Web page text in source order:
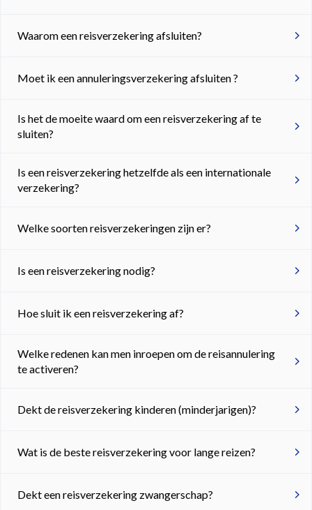
Waarom een reisverzekering afsluiten?
Moet ik een annuleringsverzekering afsluiten ?
Is het de moeite waard om een ​​reisverzekering af te
sluiten?
Is een reisverzekering hetzelfde als een internationale
verzekering?
Welke soorten reisverzekeringen zijn er?
Is een reisverzekering nodig?
Hoe sluit ik een reisverzekering af?
Welke redenen kan men inroepen om de reisannulering
te activeren?
Dekt de reisverzekering kinderen (minderjarigen)?
Wat is de beste reisverzekering voor lange reizen?
Dekt een reisverzekering zwangerschap?